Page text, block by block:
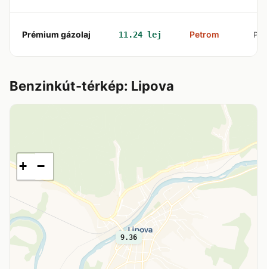
Prémium gázolaj 11.24 lej Petrom P-
Benzinkút-térkép: Lipova
9.36
+ −